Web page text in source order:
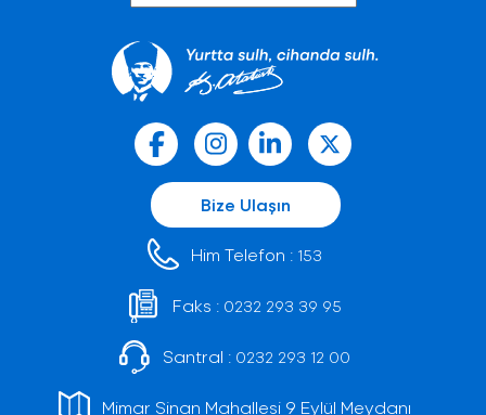
Bize Ulaşın
Him Telefon : 153
Faks : 0232 293 39 95
Santral : 0232 293 12 00
Mimar Sinan Mahallesi 9 Eylül Meydanı